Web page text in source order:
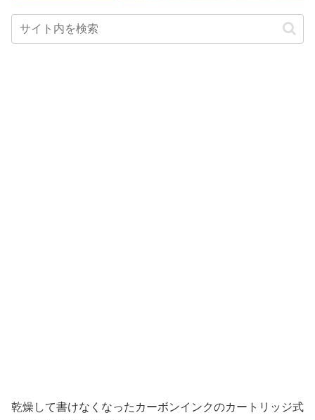
乾燥して書けなくなったカーボンインクのカートリッジ式